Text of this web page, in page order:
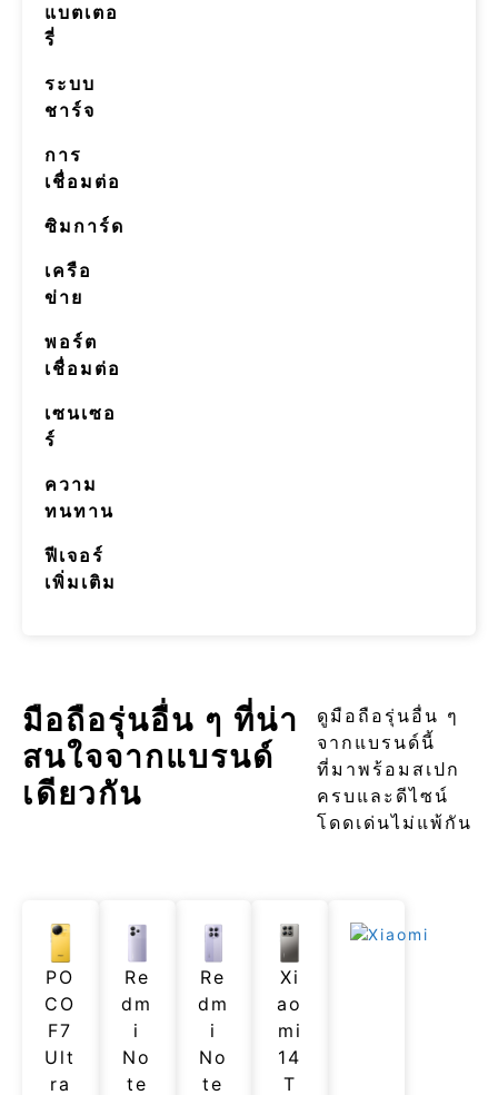
แบตเตอ
รี่
ระบบ
ชาร์จ
การ
เชื่อมต่อ
ซิมการ์ด
เครือ
ข่าย
พอร์ต
เชื่อมต่อ
เซนเซอ
ร์
ความ
ทนทาน
ฟีเจอร์
เพิ่มเติม
มือถือรุ่นอื่น ๆ ที่น่า
สนใจจากแบรนด์
เดียวกัน
ดูมือถือรุ่นอื่น ๆ
จากแบรนด์นี้
ที่มาพร้อมสเปก
ครบและดีไซน์
โดดเด่นไม่แพ้กัน
PO
CO
F7
Ult
ra
Re
dm
i
No
te
Re
dm
i
No
te
Xi
ao
mi
14
T